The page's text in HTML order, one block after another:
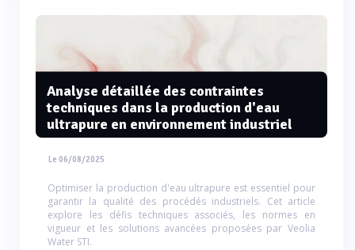
Analyse détaillée des contraintes
techniques dans la production d'eau
ultrapure en environnement industriel
Le 06/08/2025
Optimiser la production d'eau ultrapure est essentiel pour
garantir la qualité des procédés industriels. Cet article
explore les défis techniques associés, les normes en
vigueur et les solutions avancées proposées par Veolia
Water STI.